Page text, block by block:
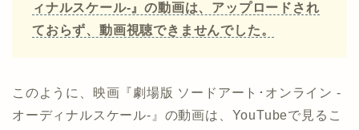
ィナルスケール-』の動画は、アップロードされ
ておらず、動画視聴できませんでした。
このように、映画『劇場版 ソードアート･オンライン -
オーディナルスケール-』の動画は、YouTubeで見るこ